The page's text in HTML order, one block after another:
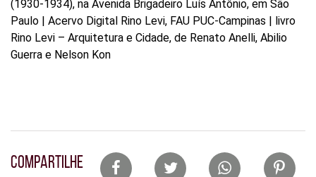
(1930-1934), na Avenida Brigadeiro Luís Antônio, em São
Paulo | Acervo Digital Rino Levi, FAU PUC-Campinas | livro
Rino Levi – Arquitetura e Cidade, de Renato Anelli, Abilio
Guerra e Nelson Kon
COMPARTILHELista